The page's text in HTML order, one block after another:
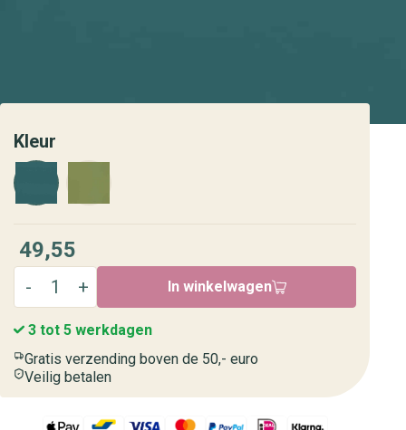
Kleur
49,55
In winkelwagen
3 tot 5 werkdagen
Gratis verzending boven de 50,- euro
Veilig betalen